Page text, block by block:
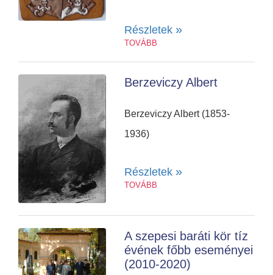
Részletek »
TOVÁBB
Berzeviczy Albert
Berzeviczy Albert (1853-
1936)
Részletek »
TOVÁBB
A szepesi baráti kör tíz
évének főbb eseményei
(2010-2020)